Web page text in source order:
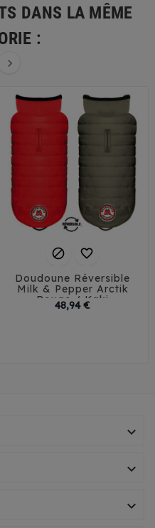
DANS LA MÊME
:

 
Doudoune Réversible
Milk & Pepper Arctik
Rouge / Kaki
48,94 €


